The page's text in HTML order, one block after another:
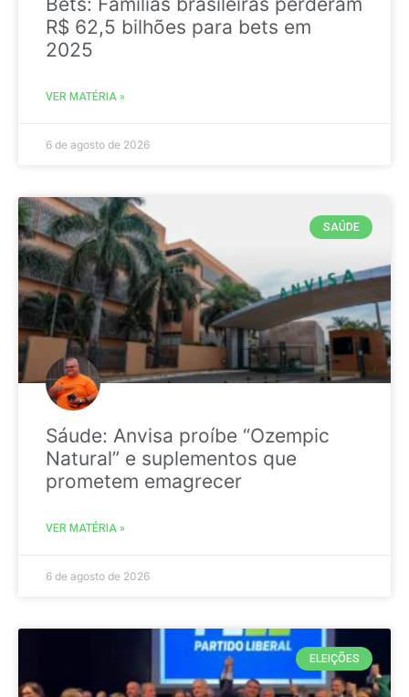
R$ 62,5 bilhões para bets em
2025
VER MATÉRIA »
6 de agosto de 2026
SAÚDE
Sáude: Anvisa proíbe “Ozempic
Natural” e suplementos que
prometem emagrecer
VER MATÉRIA »
6 de agosto de 2026
ELEIÇÕES